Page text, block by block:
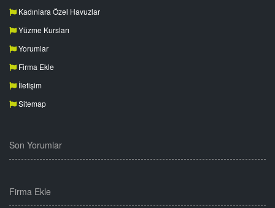
Kadınlara Özel Havuzlar
Yüzme Kursları
Yorumlar
Firma Ekle
İletişim
Sitemap
Son Yorumlar
Firma Ekle